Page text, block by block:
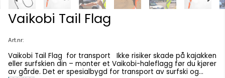
Vaikobi Tail Flag
Art.nr:
Vaikobi Tail Flag for transport Ikke risiker skade på kajakken
eller surfskien din – monter et Vaikobi-haleflagg før du kjører
av gårde. Det er spesialbygd for transport av surfski og